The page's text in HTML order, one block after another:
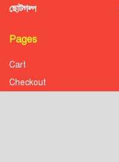
ছোটগল্প
Pages
Cart
Checkout